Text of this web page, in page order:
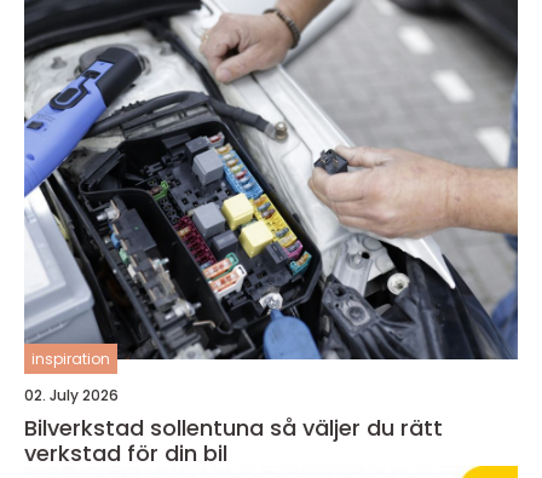
inspiration
02. July 2026
Bilverkstad sollentuna så väljer du rätt
verkstad för din bil